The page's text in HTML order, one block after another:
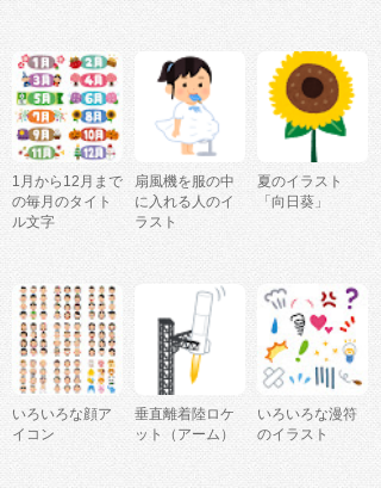
1月から12月まで
の毎月のタイト
ル文字
扇風機を服の中
に入れる人のイ
ラスト
夏のイラスト
「向日葵」
いろいろな顔ア
イコン
垂直離着陸ロケ
ット（アーム）
いろいろな漫符
のイラスト